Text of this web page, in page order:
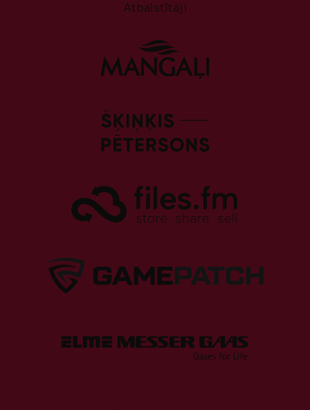
Atbalstītāji